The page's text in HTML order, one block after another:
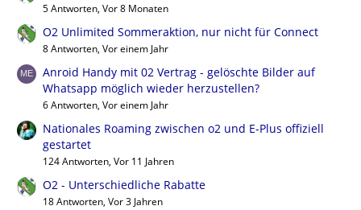
5 Antworten, Vor 8 Monaten
O2 Unlimited Sommeraktion, nur nicht für Connect
8 Antworten, Vor einem Jahr
Anroid Handy mit 02 Vertrag - gelöschte Bilder auf
Whatsapp möglich wieder herzustellen?
6 Antworten, Vor einem Jahr
Nationales Roaming zwischen o2 und E-Plus offiziell
gestartet
124 Antworten, Vor 11 Jahren
O2 - Unterschiedliche Rabatte
18 Antworten, Vor 3 Jahren